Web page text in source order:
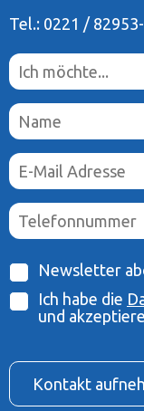
Tel.: 0221 /
Newsletter
Ich habe die
und
Kontakt